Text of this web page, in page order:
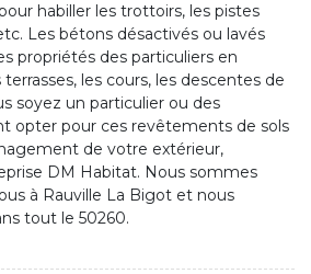
habiller les trottoirs, les pistes
Les bétons désactivés ou lavés
propriétés des particuliers en
terrasses, les cours, les descentes de
soyez un particulier ou des
opter pour ces revêtements de sols
de votre extérieur,
DM Habitat. Nous sommes
à Rauville La Bigot et nous
tout le 50260.